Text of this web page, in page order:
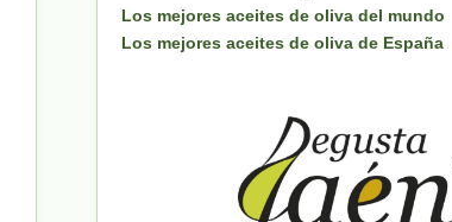
Los mejores aceites de oliva del mundo
Los mejores aceites de oliva de España